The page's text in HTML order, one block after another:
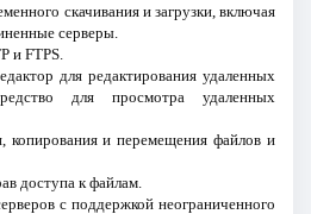
скачивания и загрузки, включая
серверы.
и FTPS.
для редактирования удаленных
для просмотра удаленных
копирования и перемещения файлов и
доступа к файлам.
с поддержкой неограниченного